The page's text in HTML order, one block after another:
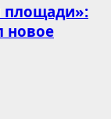
площади»:
новое